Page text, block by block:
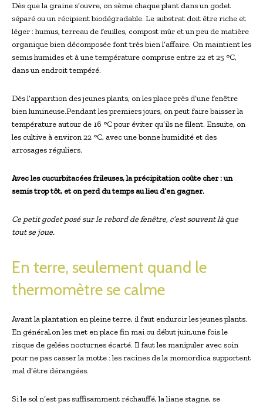
Dès que la graine s’ouvre, on sème chaque plant dans un godet
séparé ou un récipient biodégradable. Le substrat doit être riche et
léger : humus, terreau de feuilles, compost mûr et un peu de matière
organique bien décomposée font très bien l’affaire. On maintient les
semis humides et à une température comprise entre 22 et 25 °C,
dans un endroit tempéré.
Dès l’apparition des jeunes plants, on les place près d’une fenêtre
bien lumineuse.Pendant les premiers jours, on peut faire baisser la
température autour de 16 °C pour éviter qu’ils ne filent. Ensuite, on
les cultive à environ 22 °C, avec une bonne humidité et des
arrosages réguliers.
Avec les cucurbitacées frileuses, la précipitation coûte cher : un
semis trop tôt, et on perd du temps au lieu d’en gagner.
Ce petit godet posé sur le rebord de fenêtre, c’est souvent là que
tout se joue.
En terre, seulement quand le
thermomètre se calme
Avant la plantation en pleine terre, il faut endurcir les jeunes plants.
En général,on les met en place fin mai ou début juin,une fois le
risque de gelées nocturnes écarté. Il faut les manipuler avec soin
pour ne pas casser la motte : les racines de la momordica supportent
mal d’être dérangées.
Si le sol n’est pas suffisamment réchauffé, la liane stagne, se